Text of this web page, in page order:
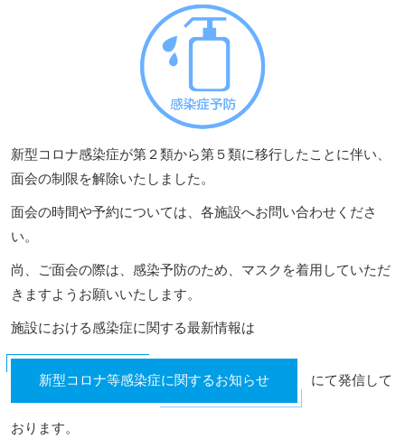
新型コロナ感染症が第２類から第５類に移行したことに伴い、
面会の制限を解除いたしました。
面会の時間や予約については、各施設へお問い合わせくださ
い。
尚、ご面会の際は、感染予防のため、マスクを着用していただ
きますようお願いいたします。
施設における感染症に関する最新情報は
新型コロナ等感染症に関するお知らせ にて発信して
おります。